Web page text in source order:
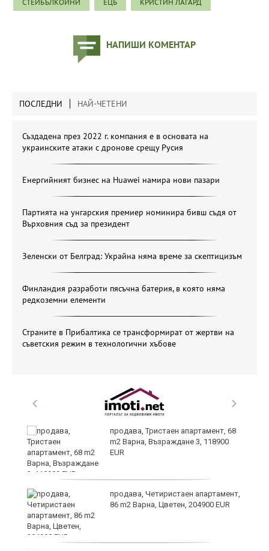
НАПИШИ КОМЕНТАР
ПОСЛЕДНИ НАЙ-ЧЕТЕНИ
Създадена през 2022 г. компания е в основата на
украинските атаки с дронове срещу Русия
Енергийният бизнес на Huawei намира нови пазари
Партията на унгарския премиер номинира бивш съдя от
Върховния съд за президент
Зеленски от Белград: Украйна няма време за скептицизъм
Финландия разработи пясъчна батерия, в която няма
редкоземни елементи
Страните в Прибалтика се трансформират от жертви на
съветския режим в технологични хъбове
продава, Тристаен апартамент, 68
m2 Варна, Възраждане 3, 118900
EUR
продава, Четиристаен апартамент,
86 m2 Варна, Цветен, 204900 EUR